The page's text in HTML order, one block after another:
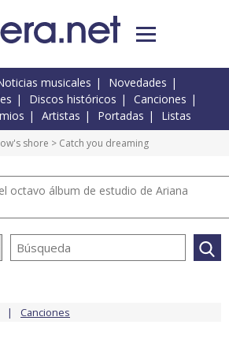
musicales
Novedades
Discos históricos
Canciones
Artistas Portadas Listas
shore > Catch you dreaming
octavo álbum de estudio de Ariana
Canciones